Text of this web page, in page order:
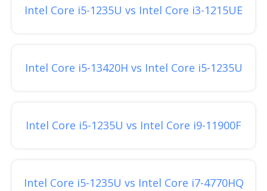
Intel Core i5-1235U vs Intel Core i3-1215UE
Intel Core i5-13420H vs Intel Core i5-1235U
Intel Core i5-1235U vs Intel Core i9-11900F
Intel Core i5-1235U vs Intel Core i7-4770HQ